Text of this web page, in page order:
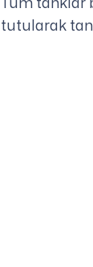
tutularak